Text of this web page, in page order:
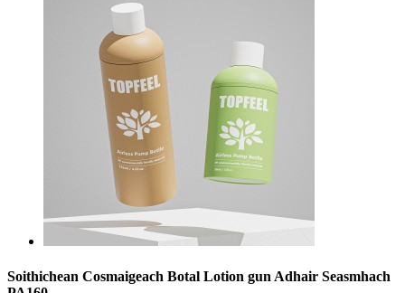
Soithichean Cosmaigeach Botal Lotion gun Adhair Seasmhach